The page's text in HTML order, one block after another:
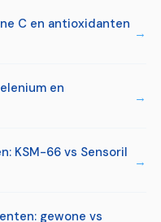
C en antioxidanten
en
KSM-66 vs Sensoril
gewone vs